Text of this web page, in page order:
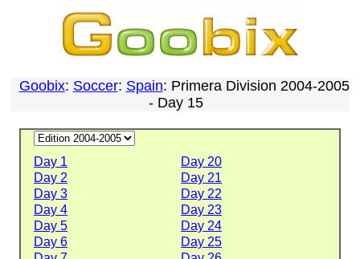
Goobix: Soccer: Spain: Primera Division 2004-2005
- Day 15
Day 1
Day 20
Day 2
Day 21
Day 3
Day 22
Day 4
Day 23
Day 5
Day 24
Day 6
Day 25